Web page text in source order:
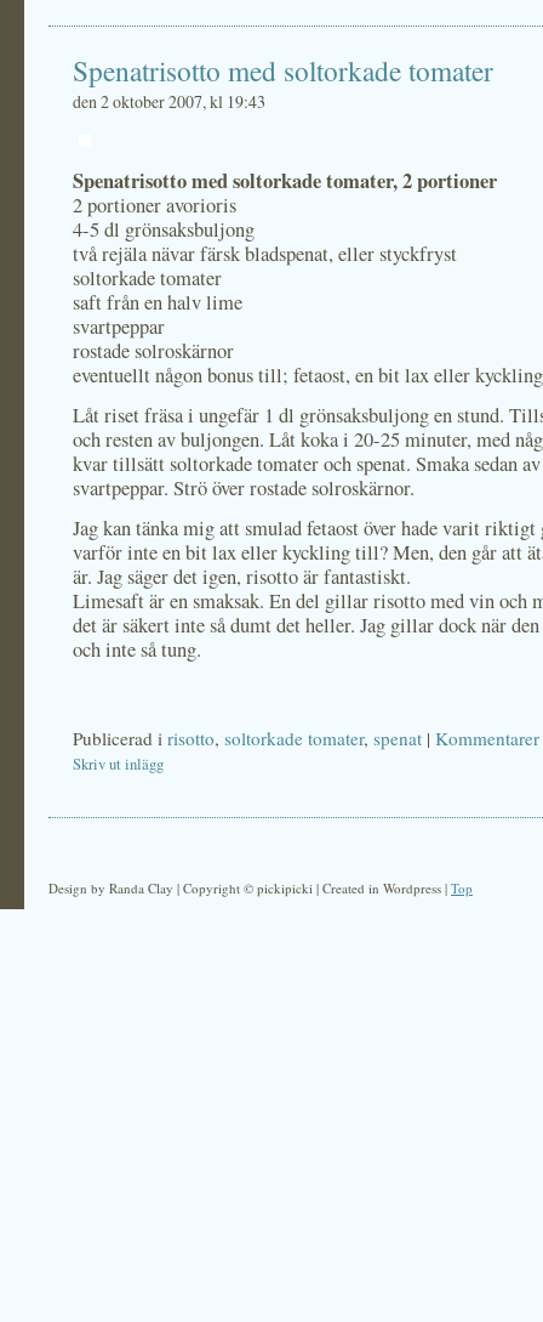
Spenatrisotto med soltorkade tomater
den 2 oktober 2007, kl 19:43
Spenatrisotto med soltorkade tomater, 2 portioner
2 portioner avorioris
4-5 dl grönsaksbuljong
två rejäla nävar färsk bladspenat, eller styckfryst
soltorkade tomater
saft från en halv lime
svartpeppar
rostade solroskärnor
eventuellt någon bonus till; fetaost, en bit lax eller kyckling
Låt riset fräsa i ungefär 1 dl grönsaksbuljong en stund.
och resten av buljongen. Låt koka i 20-25 minuter, med
kvar tillsätt soltorkade tomater och spenat. Smaka sedan
svartpeppar. Strö över rostade solroskärnor.
Jag kan tänka mig att smulad fetaost över hade varit
varför inte en bit lax eller kyckling till? Men, den går att
är. Jag säger det igen, risotto är fantastiskt.
Limesaft är en smaksak. En del gillar risotto med vin och
det är säkert inte så dumt det heller. Jag gillar dock när
och inte så tung.
Publicerad i risotto, soltorkade tomater, spenat |
Skriv ut inlägg
Design by Randa Clay | Copyright © pickipicki | Created in Wordpress | Top